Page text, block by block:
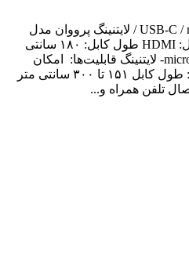
کابل تبدیل HDMI به USB-C / microUSB / لایتنینگ پرووان مدل
PCH70 مشخصات فنی نوع کابل: HDMI طول کابل: ۱۸۰ سانتی
متر سانتی متر نوع رابط: microUSB- لایتنینگ قابلیت‌ها: امکان
انتقال اطلاعات بازه طول کابل: طول کابل ۱۵۱ تا ۳۰۰ سانتی متر